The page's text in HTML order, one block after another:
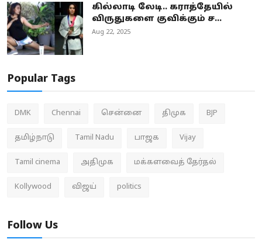
கில்லாடி லேடி.. கராத்தேயில்
விருதுகளை குவிக்கும் ச...
Aug 22, 2025
Popular Tags
DMK Chennai சென்னை திமுக BJP
தமிழ்நாடு Tamil Nadu பாஜக Vijay
Tamil cinema அதிமுக மக்களவைத் தேர்தல்
Kollywood விஜய் politics
Follow Us